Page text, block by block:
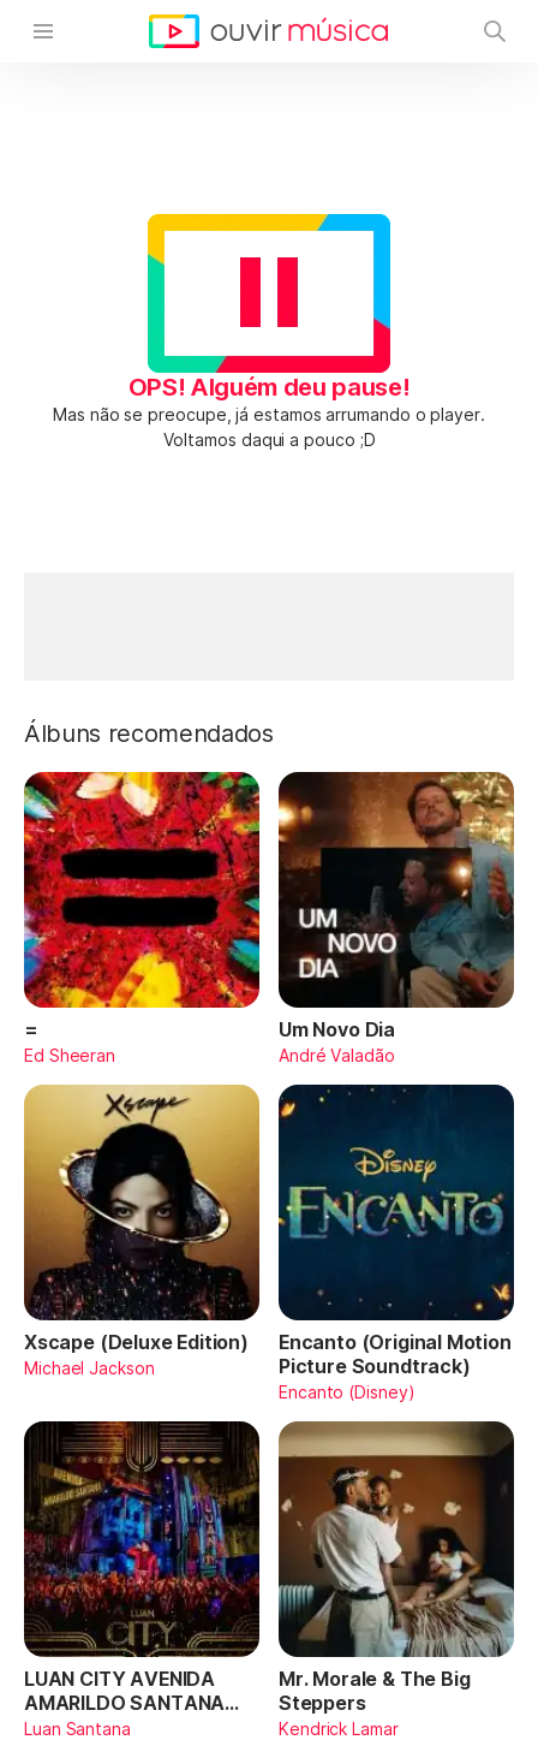
OPS! Alguém deu pause!
Mas não se preocupe, já estamos arrumando o player.
Voltamos daqui a pouco ;D
Álbuns recomendados
=
Ed Sheeran
Um Novo Dia
André Valadão
Xscape (Deluxe Edition)
Michael Jackson
Encanto (Original Motion
Picture Soundtrack)
Encanto (Disney)
LUAN CITY AVENIDA
AMARILDO SANTANA
(Ao Vivo)
Luan Santana
Mr. Morale & The Big
Steppers
Kendrick Lamar